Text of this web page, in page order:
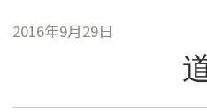
2016年9月29日